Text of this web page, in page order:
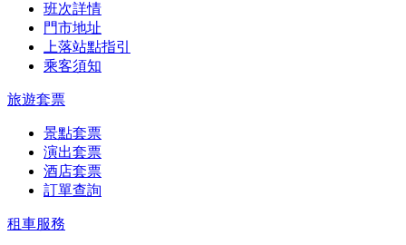
班次詳情
門市地址
上落站點指引
乘客須知
旅遊套票
景點套票
演出套票
酒店套票
訂單查詢
租車服務